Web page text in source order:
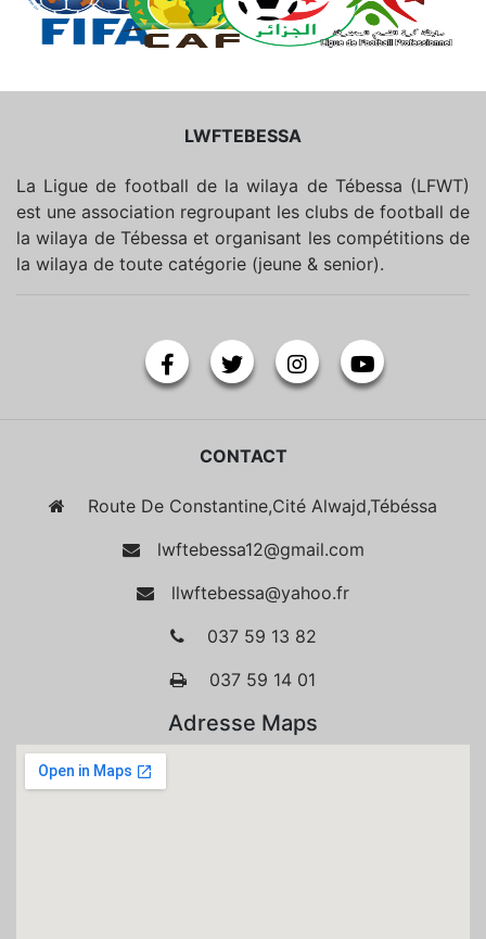
LWFTEBESSA
La Ligue de football de la wilaya de Tébessa (LFWT)
est une association regroupant les clubs de football de
la wilaya de Tébessa et organisant les compétitions de
la wilaya de toute catégorie (jeune & senior).
CONTACT
Route De Constantine,Cité Alwajd,Tébéssa
lwftebessa12@gmail.com
llwftebessa@yahoo.fr
037 59 13 82
037 59 14 01
Adresse Maps